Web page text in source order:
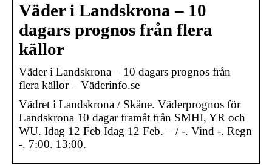
Väder i Landskrona – 10
dagars prognos från flera
källor
Väder i Landskrona – 10 dagars prognos från
flera källor – Väderinfo.se
Vädret i Landskrona / Skåne. Väderprognos för
Landskrona 10 dagar framåt från SMHI, YR och
WU. Idag 12 Feb Idag 12 Feb. – / -. Vind -. Regn
-. 7:00. 13:00.